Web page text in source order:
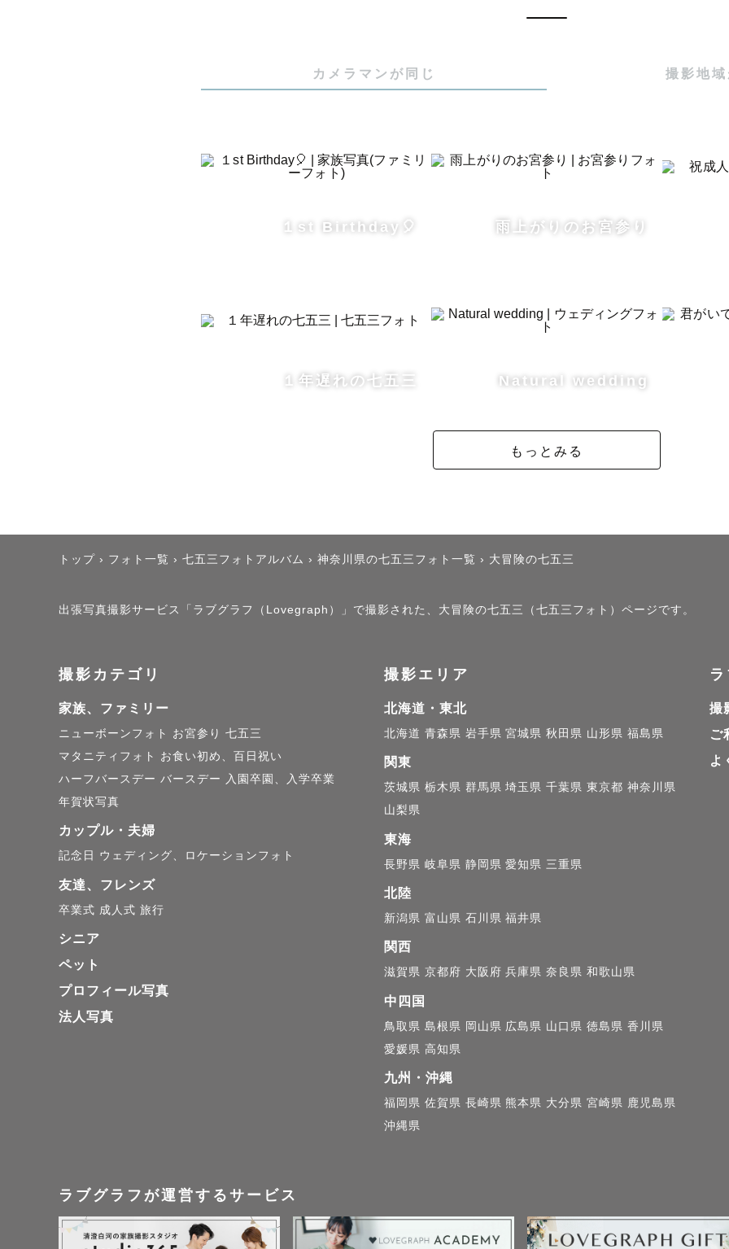
だきます！
撮影のご予約を迷っている方やご質問がある方、
カメラマンが同じ 撮影地域
１st Birthday🎈 雨上がりのお宮参り
１年遅れの七五三 Natural wedding
もっとみる
トップ › フォト一覧 › 七五三フォトアルバム › 神奈川県の七五三フォト一覧 › 大冒険の七五三
出張写真撮影サービス「ラブグラフ（Lovegraph）」で撮影された、大冒険の七五三（七五三フォト）ページです。
撮影カテゴリ
家族、ファミリー
ニューボーンフォト お宮参り 七五三
マタニティフォト
お食い初め、百日祝い
ハーフバースデー バースデー
入園卒園、入学卒業
年賀状写真
カップル・夫婦
記念日 ウェディング、ロケーションフォト
友達、フレンズ
卒業式 成人式 旅行
シニア
ペット
プロフィール写真
法人写真
撮影エリア
北海道・東北
北海道 青森県 岩手県 宮城県 秋田県 山形県 福島県
関東
茨城県 栃木県 群馬県 埼玉県 千葉県 東京都 神奈川県
山梨県
東海
長野県 岐阜県 静岡県 愛知県 三重県
北陸
新潟県 富山県 石川県 福井県
関西
滋賀県 京都府 大阪府 兵庫県 奈良県 和歌山県
中四国
鳥取県 島根県 岡山県 広島県 山口県 徳島県 香川県
愛媛県 高知県
九州・沖縄
福岡県 佐賀県 長崎県 熊本県 大分県 宮崎県 鹿児島県
沖縄県
撮
ご
よ
ラブグラフが運営するサービス